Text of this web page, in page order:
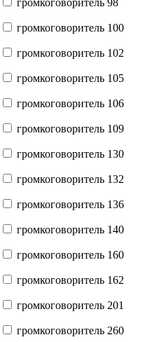
громкоговоритель 98
громкоговоритель 100
громкоговоритель 102
громкоговоритель 105
громкоговоритель 106
громкоговоритель 109
громкоговоритель 130
громкоговоритель 132
громкоговоритель 136
громкоговоритель 140
громкоговоритель 160
громкоговоритель 162
громкоговоритель 201
громкоговоритель 260